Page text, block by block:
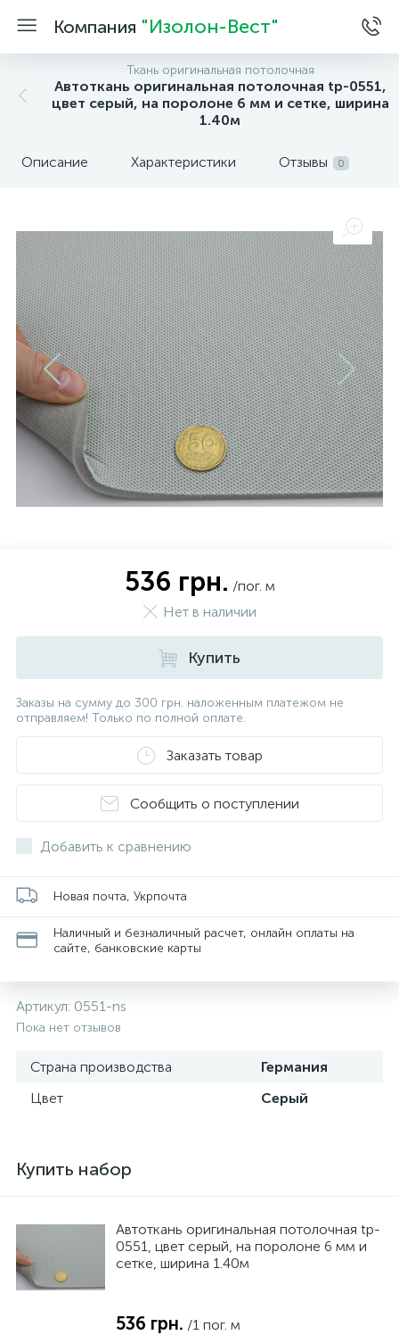
Компания "Изолон-Вест"
Ткань оригинальная потолочная
Автоткань оригинальная потолочная tp-0551,
цвет серый, на поролоне 6 мм и сетке, ширина
1.40м
Описание Характеристики Отзывы 0
536 грн. /пог. м
Нет в наличии
Купить
Заказы на сумму до 300 грн. наложенным платежом не
отправляем! Только по полной оплате.
Заказать товар
Сообщить о поступлении
Добавить к сравнению
Новая почта, Укрпочта
Наличный и безналичный расчет, онлайн оплаты на
сайте, банковские карты
Артикул: 0551-ns
Пока нет отзывов
Страна производства
Германия
Цвет
Серый
Купить набор
Автоткань оригинальная потолочная tp-
0551, цвет серый, на поролоне 6 мм и
сетке, ширина 1.40м
536 грн. /1 пог. м